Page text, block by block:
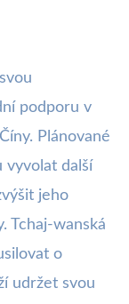
podporu v
Plánované
vyvolat další
jeho
Tchaj-wanská
o
udržet svou